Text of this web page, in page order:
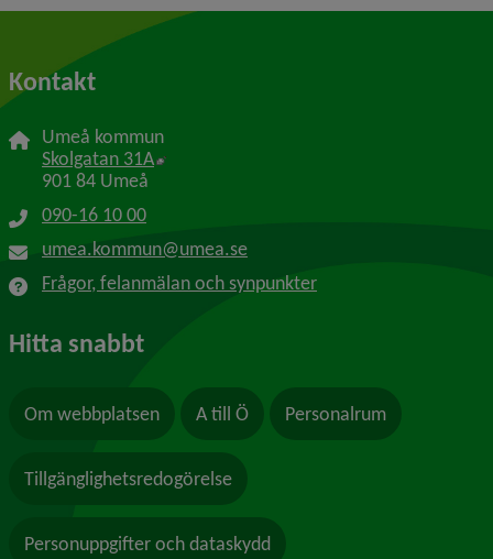
Kontakt
Umeå kommun
Skolgatan 31A Länk till annan webbplats, öppnas i nytt
901 84 Umeå
090-16 10 00
umea.kommun@umea.se
Frågor, felanmälan och synpunkter
Hitta snabbt
Om webbplatsen A till Ö Personalrum
Tillgänglighetsredogörelse
Personuppgifter och dataskydd